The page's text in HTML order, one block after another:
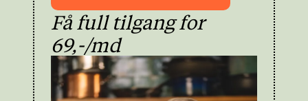
Få full tilgang for
69,-/md